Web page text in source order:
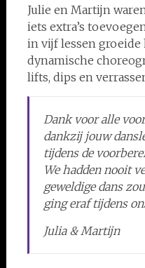
Julie en Martijn
iets extra’s
in vijf lessen
dynamische
lifts, dips en
Dank voor alle
dankzij jouw
tijdens de
We hadden nooit
geweldige dans
ging eraf tijdens
Julia & Martijn